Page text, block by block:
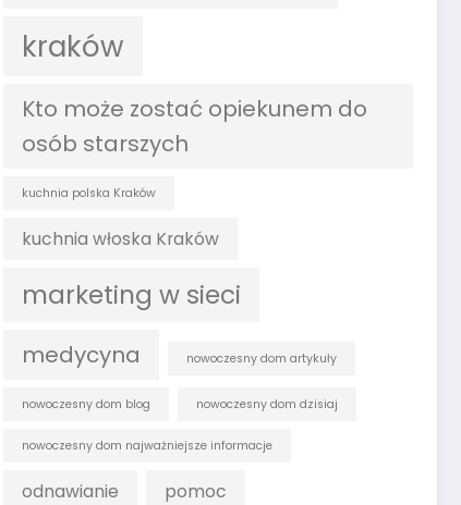
kraków
Kto może zostać opiekunem do
osób starszych
kuchnia polska Kraków
kuchnia włoska Kraków
marketing w sieci
medycyna nowoczesny dom artykuły
nowoczesny dom blog nowoczesny dom dzisiaj
nowoczesny dom najważniejsze informacje
odnawianie pomoc